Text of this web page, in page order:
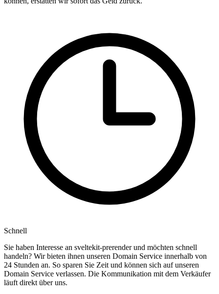
Schnell
Sie haben Interesse an sveltekit-prerender und möchten schnell
handeln? Wir bieten ihnen unseren Domain Service innerhalb von
24 Stunden an. So sparen Sie Zeit und können sich auf unseren
Domain Service verlassen. Die Kommunikation mit dem Verkäufer
läuft direkt über uns.